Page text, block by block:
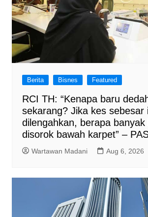
Berita Bisnes Featured
RCI TH: “Kenapa baru
sekarang? Jika kes sebesar
dilengahkan, berapa banyak
disorok bawah karpet” –
Wartawan Madani Aug 6, 2026